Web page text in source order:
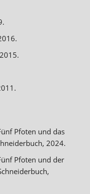
Pfoten und das
2024.
Pfoten und der